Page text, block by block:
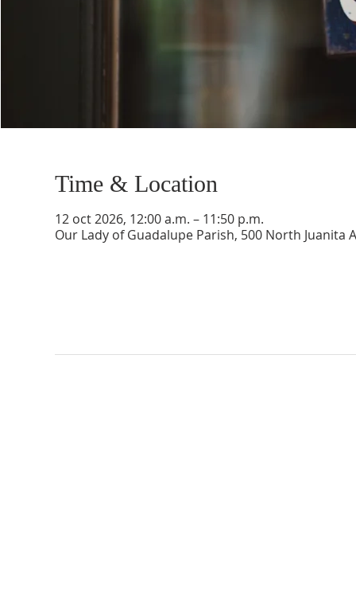
Time & Location
12 oct 2026, 12:00 a.m. – 11:50 p.m.
Our Lady of Guadalupe Parish, 500 North Juanita